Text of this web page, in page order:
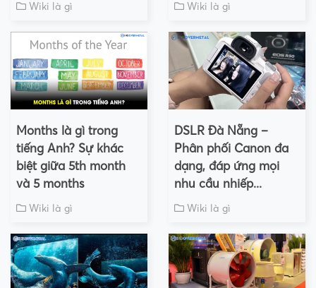
Wiki là gì Wiki là gì
Months là gì trong
tiếng Anh? Sự khác
biệt giữa 5th month
và 5 months
Wiki là gì
DSLR Đà Nẵng –
Phân phối Canon đa
dạng, đáp ứng mọi
nhu cầu nhiếp...
Wiki là gì